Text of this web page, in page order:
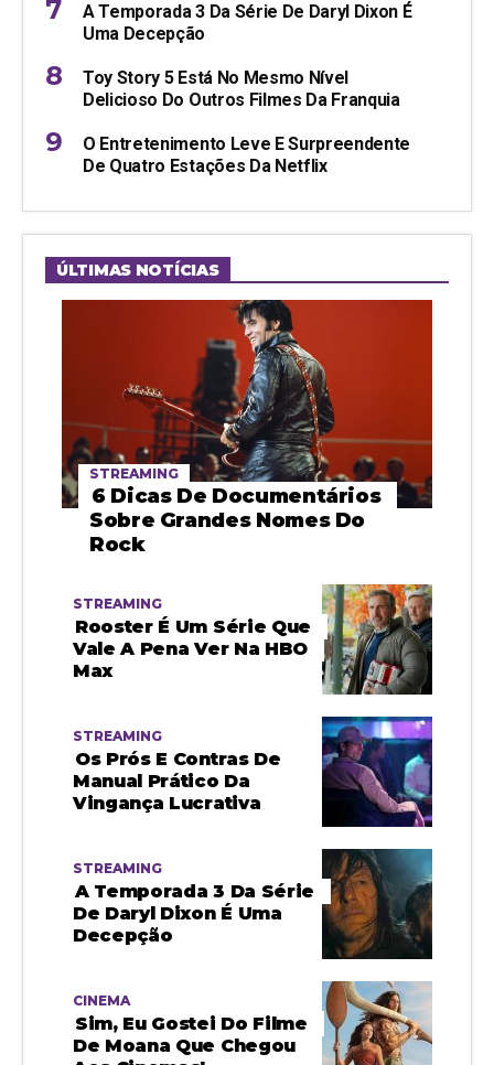
A Temporada 3 Da Série De Daryl Dixon É
Uma Decepção
Toy Story 5 Está No Mesmo Nível
Delicioso Do Outros Filmes Da Franquia
O Entretenimento Leve E Surpreendente
De Quatro Estações Da Netflix
ÚLTIMAS NOTÍCIAS
STREAMING
6 Dicas De Documentários
Sobre Grandes Nomes Do
Rock
STREAMING
Rooster É Um Série Que
Vale A Pena Ver Na HBO
Max
STREAMING
Os Prós E Contras De
Manual Prático Da
Vingança Lucrativa
STREAMING
A Temporada 3 Da Série
De Daryl Dixon É Uma
Decepção
CINEMA
Sim, Eu Gostei Do Filme
De Moana Que Chegou